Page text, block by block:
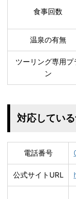
食事回数
温泉の有無
ツーリング専用プ
ン
対応してい
電話番号
公式サイトURL